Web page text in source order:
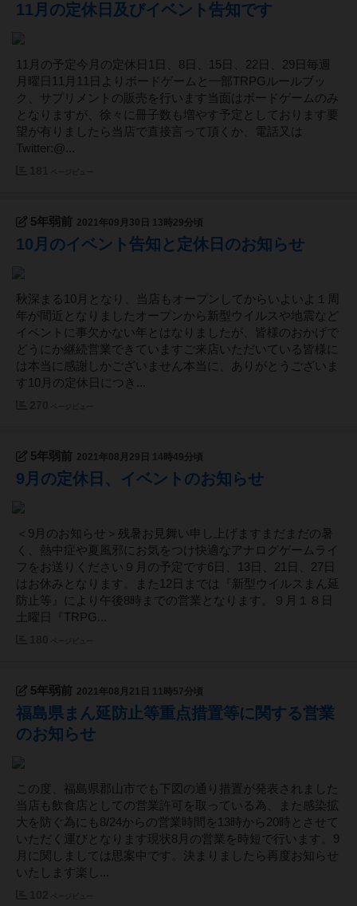
11月の定休日及びイベント告知です
11月の予定今月の定休日1日、8日、15日、22日、29日毎週
月曜日11月11日よりボードゲームと一部TRPGルールブッ
ク、サプリメントの販売を行います当面はボードゲームのみ
となりますが、徐々に冊子数も増やす予定としております要
望が有りましたら当店で直接言って頂くか、電話又は
Twitter:@...
5年弱前 2021年09月30日 13時29分頃
10月のイベント告知と定休日のお知らせ
秋深まる10月となり、当店もオープンしてからいよいよ１周
年が間近となりましたオープンから新型ウイルスや地震など
イベントに事欠かない年とはなりましたが、皆様のおかげで
どうにか継続営業できていますご来店いただいている皆様に
は本当に感謝しかございません本当に、ありがとうございま
す10月の定休日につき...
5年弱前 2021年08月29日 14時49分頃
9月の定休日、イベントのお知らせ
＜9月のお知らせ＞残暑お見舞い申し上げますまだまだの暑
く、熱中症や夏風邪にお気をつけ快適なアナログゲームライ
フをお送りください９月の予定です6日、13日、21日、27日
はお休みとなります。また12日までは『新型ウイルスまん延
防止等』により午後8時までの営業となります。９月１８日
土曜日『TRPG...
5年弱前 2021年08月21日 11時57分頃
福島県まん延防止等重点措置等に関する営業
のお知らせ
この度、福島県郡山市でも下図の通り措置が発表されました
当店も飲食店としての営業許可を取っている為、また感染拡
大を防ぐ為にも8/24からの営業時間を13時から20時とさせて
いただく運びとなります現状8月の営業を時短で行います。9
月に関しましては思案中です。決まりましたら再度お知らせ
いたします楽し...